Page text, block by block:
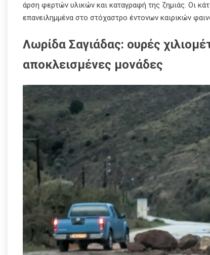
άρση φερτών υλικών και καταγραφή της ζημιάς. Οι
επανειλημμένα στο στόχαστρο έντονων καιρικών
Λωρίδα Σαγιάδας: ουρές
αποκλεισμένες μονάδες